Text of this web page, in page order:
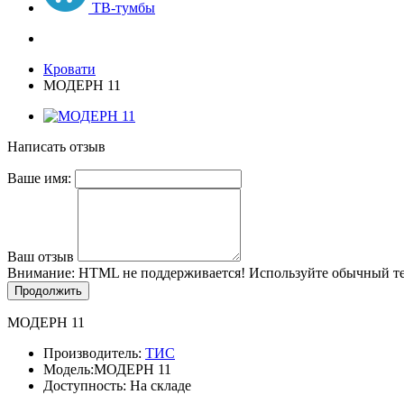
ТВ-тумбы
Кровати
МОДЕРН 11
Написать отзыв
Ваше имя:
Ваш отзыв
Внимание: HTML не поддерживается! Используйте обычный
Продолжить
МОДЕРН 11
Производитель: ТИС
Модель:МОДЕРН 11
Доступность: На складе